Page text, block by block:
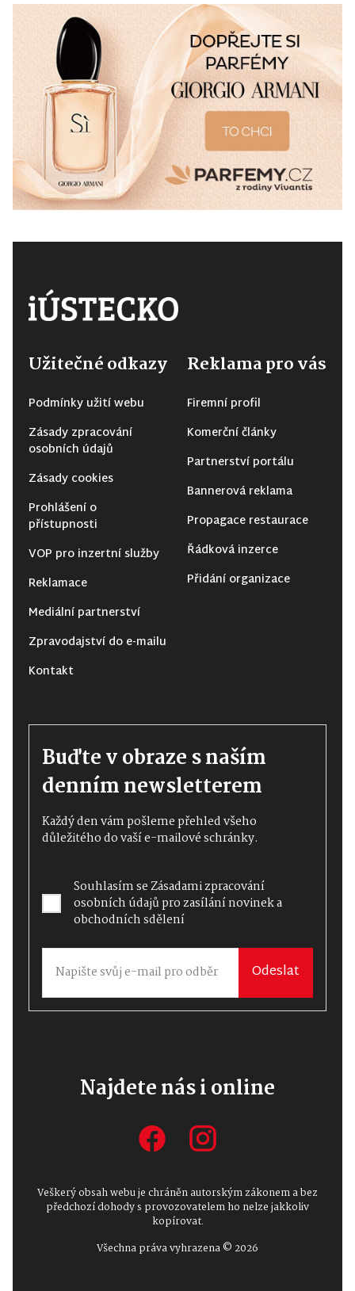
Užitečné odkazy
Podmínky užití webu
Zásady zpracování
osobních údajů
Zásady cookies
Prohlášení o
přístupnosti
VOP pro inzertní služby
Reklamace
Mediální partnerství
Zpravodajství do e-mailu
Kontakt
Reklama pro vás
Firemní profil
Komerční články
Partnerství portálu
Bannerová reklama
Propagace restaurace
Řádková inzerce
Přidání organizace
Buďte v obraze s naším
denním newsletterem
Každý den vám pošleme přehled všeho
důležitého do vaší e-mailové schránky.
Souhlasím seZásadami zpracování
osobních údajůpro zasílání novinek a
obchodních sdělení
Odeslat
Najdete nás i online
Veškerý obsah webu je chráněn autorským zákonem a bez
předchozí dohody s provozovatelem ho nelze jakkoliv
kopírovat.
Všechna práva vyhrazena © 2026